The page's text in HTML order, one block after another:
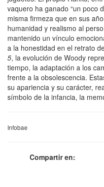
vaquero ha ganado “un poco
misma firmeza que en sus
humanidad y realismo al
mantenido un vínculo
a la honestidad en el retrato
5, la evolución de Woody
tiempo, la adaptación a los
frente a la obsolescencia.
su apariencia y su carácter,
símbolo de la infancia, la
Infobae
Compartir en: